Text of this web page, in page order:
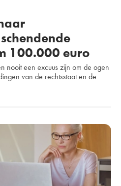
100.000 euro
nooit een excuus zijn om de ogen
van de rechtsstaat en de